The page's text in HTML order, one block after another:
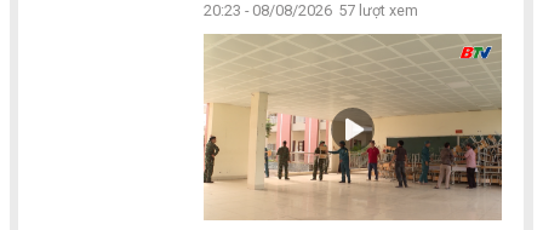
20:23 - 08/08/2026 57 lượt xem